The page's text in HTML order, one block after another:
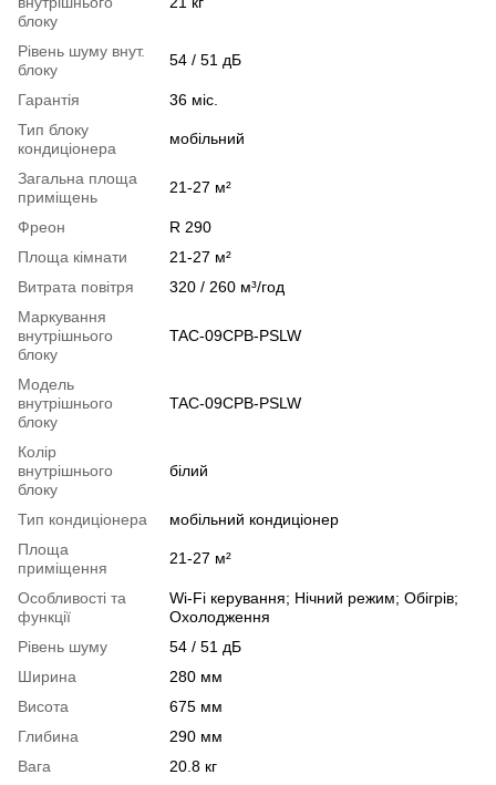
блоку
Рівень шуму внут.
блоку
54 / 51 дБ
Гарантія
36 міс.
Тип блоку
кондиціонера
мобільний
Загальна площа
приміщень
21-27 м²
Фреон
R 290
Площа кімнати
21-27 м²
Витрата повітря
320 / 260 м³/год
Маркування
внутрішнього
блоку
TAC-09CPB-PSLW
Модель
внутрішнього
блоку
TAC-09CPB-PSLW
Колір
внутрішнього
блоку
білий
Тип кондиціонера
мобільний кондиціонер
Площа
приміщення
21-27 м²
Особливості та
функції
Wi‑Fi керування; Нічний режим; Обігрів;
Охолодження
Рівень шуму
54 / 51 дБ
Ширина
280 мм
Висота
675 мм
Глибина
290 мм
Вага
20.8 кг